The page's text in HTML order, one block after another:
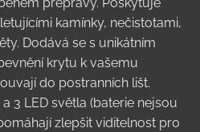
kamínky, nečistotami,
Dodává se s unikátním
krytu k vašemu
do postranních lišt.
3 LED světla (baterie nejsou
zlepšit viditelnost pro